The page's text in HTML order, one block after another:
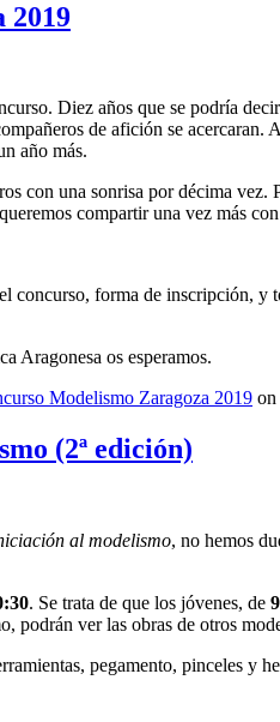
2019
Diez años que se podría
de afición se
año más.
con una sonrisa por décima
compartir una vez más
concurso, forma de inscripción,
Aragonesa os esperamos.
Modelismo Zaragoza 2019 on
(2ª edición)
al modelismo, no hemos
. Se trata de que los jóvenes, de
ver las obras de otros
pegamento, pinceles y